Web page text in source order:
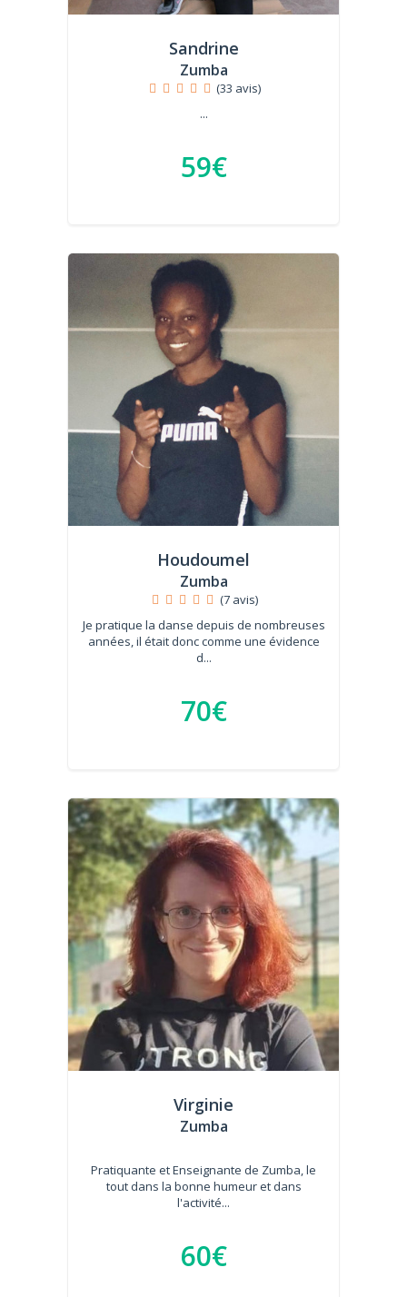
Sandrine
Zumba
(33 avis)
...
59€
Houdoumel
Zumba
(7 avis)
Je pratique la danse depuis de nombreuses
années, il était donc comme une évidence
d...
70€
Virginie
Zumba
Pratiquante et Enseignante de Zumba, le
tout dans la bonne humeur et dans
l'activité...
60€